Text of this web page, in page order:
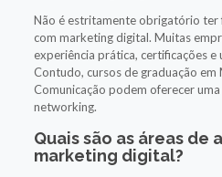
Não é estritamente obrigatório ter
com marketing digital. Muitas
experiência prática, certificações
Contudo, cursos de graduação
Comunicação podem oferecer
networking.
Quais são as áreas de
marketing digital?